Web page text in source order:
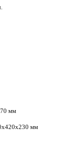
мм
мм